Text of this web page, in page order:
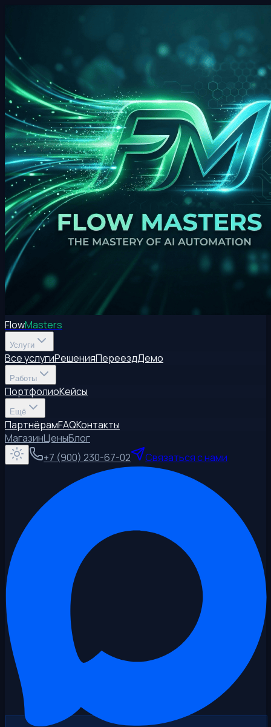
FlowMasters
Услуги
Все услугиРешенияПереездДемо
Работы
ПортфолиоКейсы
Ещё
ПартнёрамFAQКонтакты
МагазинЦеныБлог
+7 (900) 230-67-02
Связаться с нами